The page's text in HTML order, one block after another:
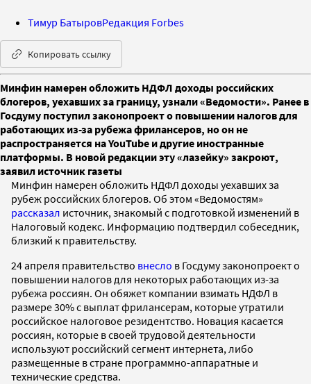
Тимур БатыровРедакция Forbes
Копировать ссылку
Минфин намерен обложить НДФЛ доходы российских
блогеров, уехавших за границу, узнали «Ведомости». Ранее в
Госдуму поступил законопроект о повышении налогов для
работающих из-за рубежа фрилансеров, но он не
распространяется на YouTube и другие иностранные
платформы. В новой редакции эту «лазейку» закроют,
заявил источник газеты
Минфин намерен обложить НДФЛ доходы уехавших за
рубеж российских блогеров. Об этом «Ведомостям»
рассказал источник, знакомый с подготовкой изменений в
Налоговый кодекс. Информацию подтвердил собеседник,
близкий к правительству.
24 апреля правительство внесло в Госдуму законопроект о
повышении налогов для некоторых работающих из-за
рубежа россиян. Он обяжет компании взимать НДФЛ в
размере 30% с выплат фрилансерам, которые утратили
российское налоговое резидентство. Новация касается
россиян, которые в своей трудовой деятельности
используют российский сегмент интернета, либо
размещенные в стране программно-аппаратные и
технические средства.